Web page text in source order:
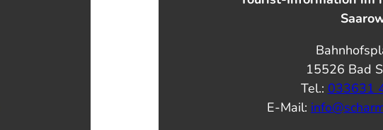
15526 Bad
Tel.: 033631
E-Mail: